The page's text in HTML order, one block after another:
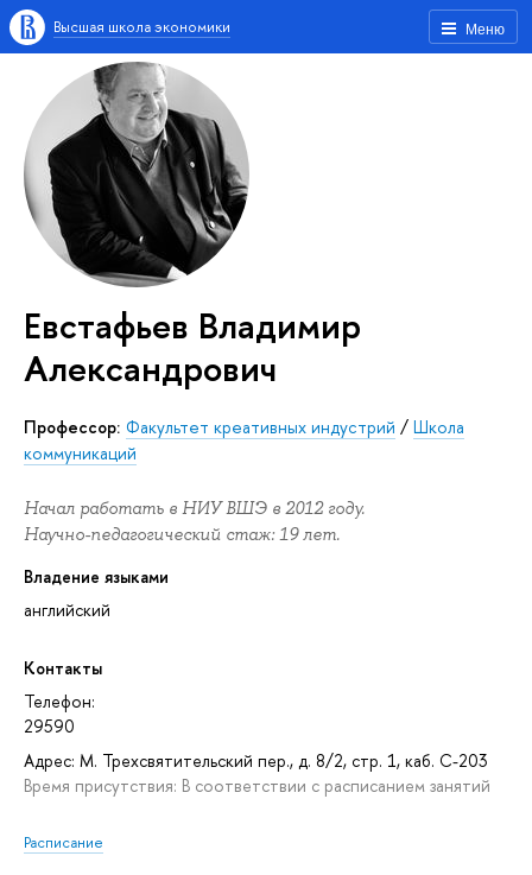
Меню
Высшая школа экономики
Евстафьев Владимир
Александрович
Профессор: Факультет креативных индустрий / Школа
коммуникаций
Начал работать в НИУ ВШЭ в 2012 году.
Научно-педагогический стаж: 19 лет.
Владение языками
английский
Контакты
Телефон:
29590
Адрес: М. Трехсвятительский пер., д. 8/2, стр. 1, каб. С-203
Время присутствия: В соответствии с расписанием занятий
Расписание